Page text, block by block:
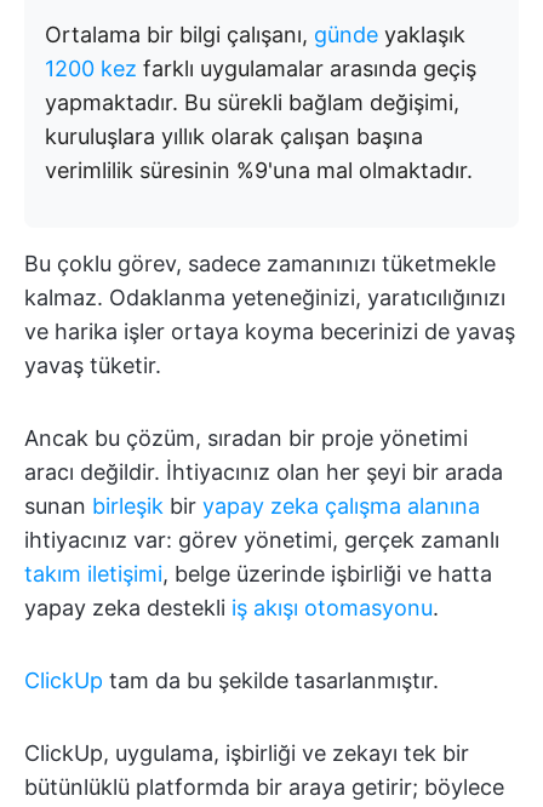
Ortalama bir bilgi çalışanı, günde yaklaşık
1200 kez farklı uygulamalar arasında geçiş
yapmaktadır. Bu sürekli bağlam değişimi,
kuruluşlara yıllık olarak çalışan başına
verimlilik süresinin %9'una mal olmaktadır.
Bu çoklu görev, sadece zamanınızı tüketmekle
kalmaz. Odaklanma yeteneğinizi, yaratıcılığınızı
ve harika işler ortaya koyma becerinizi de yavaş
yavaş tüketir.
Ancak bu çözüm, sıradan bir proje yönetimi
aracı değildir. İhtiyacınız olan her şeyi bir arada
sunan birleşik bir yapay zeka çalışma alanına
ihtiyacınız var: görev yönetimi, gerçek zamanlı
takım iletişimi, belge üzerinde işbirliği ve hatta
yapay zeka destekli iş akışı otomasyonu.
ClickUp tam da bu şekilde tasarlanmıştır.
ClickUp, uygulama, işbirliği ve zekayı tek bir
bütünlüklü platformda bir araya getirir; böylece